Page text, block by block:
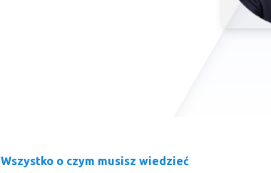
Wszystko o czym musisz wiedzieć